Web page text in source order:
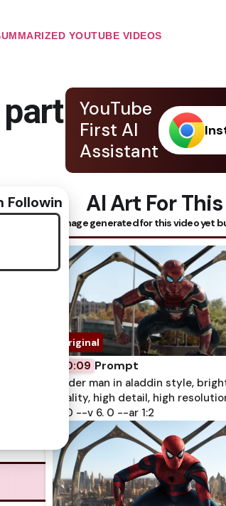
YOUTUBE VIDEOS
Following Subtitles
YouTube
First AI
Assistant
AI Art For
No image generated for this video yet
0:09 Prompt
spider man in aladdin style,
quality, high detail, high
750 --v 6. 0 --ar 1:2